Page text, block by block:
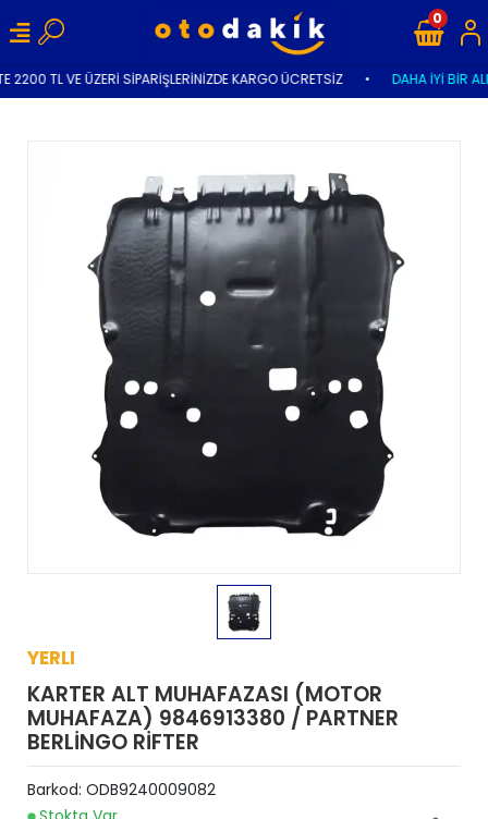
2200 TL VE ÜZERİ SİPARİŞLERİNİZDE KARGO ÜCRETSİZ • DAHA İYİ BİR
0
YERLI
KARTER ALT MUHAFAZASI (MOTOR
MUHAFAZA) 9846913380 / PARTNER
BERLİNGO RİFTER
Barkod: ODB9240009082